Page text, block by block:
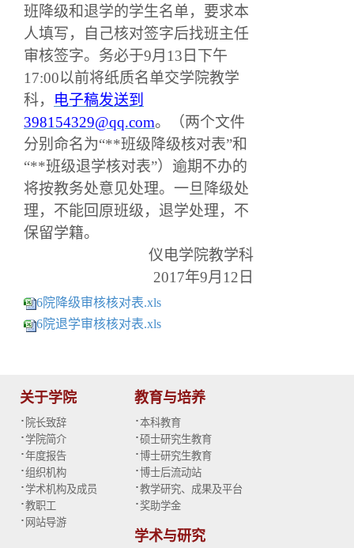
班降级和退学的学生名单，要求本
人填写，
自己核对签字后找班主任
审核签字。 务必于9月 13 日下午
17:00以前将纸质名单交学院教学
科， 电子稿发送到
398154329@qq.com。（两个文件
分别命名为“**班级降级核对表”和
“**班级退学核对表”） 逾期不办的
将按教务处意见处理。一旦降级处
理，不能回原班级，退学处理，不
保留学籍。
仪电学院教学科
201 7年9月1 2 日
6院降级审核核对表.xls
6院退学审核核对表.xls
关于学院
· 院长致辞
·学院简介
·年度报告
·组织机构
·学术机构及成员
·教职工
· 网站导游
教育与培养
·本科教育
·硕士研究生教育
·博士研究生教育
·博士后流动站
·教学研究、成果及平台
·奖助学金
学术与研究